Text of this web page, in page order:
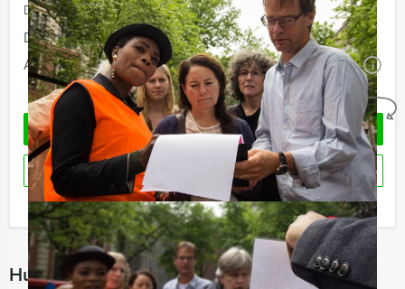
De prijzen zijn exclusief BTW
Duur:
4 uur en 30 minuten
Aantal:
Minimaal 12 personen i
Geheel vrijblijvend
OFFERTE AANVRAGEN
RESERVEREN
Ik heb een vraag over dit uitje
Hulp nodig bij het kiezen?